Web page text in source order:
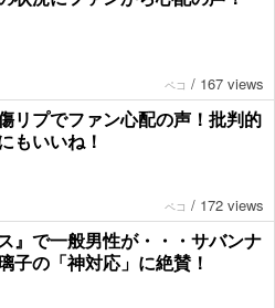
ペコ / 167 views
リプでファン心配の声！批判的
もいいね！
ペコ / 172 views
』で一般男性が・・・サバンナ
子の「神対応」に絶賛！